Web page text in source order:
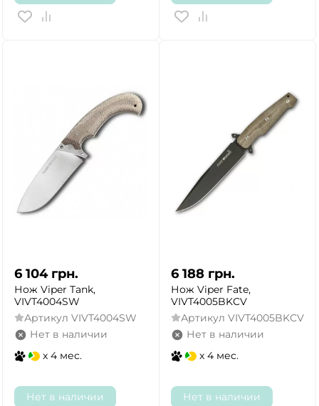
6 104 грн.
Нож Viper Tank,
VIVT4004SW
Артикул VIVT4004SW
Нет в наличии
x 4 мес.
Нет в наличии
6 188 грн.
Нож Viper Fate,
VIVT4005BKCV
Артикул VIVT4005BKCV
Нет в наличии
x 4 мес.
Нет в наличии